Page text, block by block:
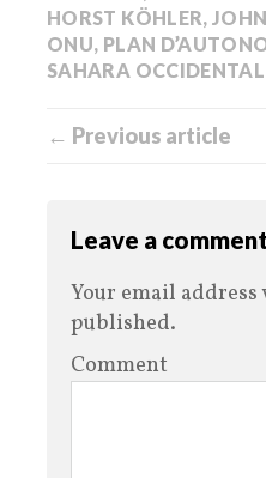
HORST KÖHLER,
ONU, PLAN
SAHARA OCCIDENTAL
← Previous article
Leave a comment
Your email
published.
Comment